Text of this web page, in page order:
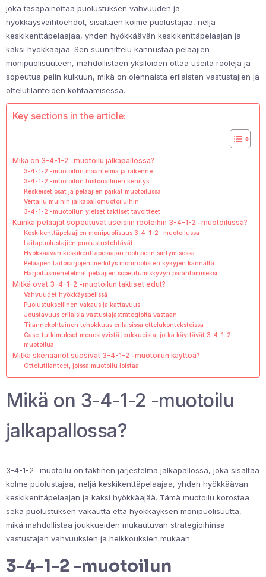
joka tasapainottaa puolustuksen vahvuuden ja
hyökkäysvaihtoehdot, sisältäen kolme puolustajaa, neljä
keskikenttäpelaajaa, yhden hyökkäävän keskikenttäpelaajan ja
kaksi hyökkääjää. Sen suunnittelu kannustaa pelaajien
monipuolisuuteen, mahdollistaen yksilöiden ottaa useita rooleja ja
sopeutua pelin kulkuun, mikä on olennaista erilaisten vastustajien ja
ottelutilanteiden kohtaamisessa.
Key sections in the article:
Mikä on 3-4-1-2 -muotoilu jalkapallossa?
3-4-1-2 -muotoilun määritelmä ja rakenne
3-4-1-2 -muotoilun historiallinen kehitys
Keskeiset osat ja pelaajien paikat muotoilussa
Vertailu muihin jalkapallomuotoiluihin
3-4-1-2 -muotoilun yleiset taktiset tavoitteet
Kuinka pelaajat sopeutuvat useisiin rooleihin 3-4-1-2 -muotoilussa?
Keskikenttäpelaajien monipuolisuus 3-4-1-2 -muotoilussa
Laitapuolustajien puolustustehtävät
Hyökkäävän keskikenttäpelaajan rooli pelin siirtymisessä
Pelaajien taitosarjojen merkitys moniroolisten kykyjen kannalta
Harjoitusmenetelmät pelaajien sopeutumiskyvyn parantamiseksi
Mitkä ovat 3-4-1-2 -muotoilun taktiset edut?
Vahvuudet hyökkäyspelissä
Puolustuksellinen vakaus ja kattavuus
Joustavuus erilaisia vastustajastrategioita vastaan
Tilannekohtainen tehokkuus erilaisissa ottelukonteksteissa
Case-tutkimukset menestyvistä joukkueista, jotka käyttävät 3-4-1-2 -
muotoilua
Mitkä skenaariot suosivat 3-4-1-2 -muotoilun käyttöä?
Ottelutilanteet, joissa muotoilu loistaa
Mikä on 3-4-1-2 -muotoilu
jalkapallossa?
3-4-1-2 -muotoilu on taktinen järjestelmä jalkapallossa, joka sisältää
kolme puolustajaa, neljä keskikenttäpelaajaa, yhden hyökkäävän
keskikenttäpelaajan ja kaksi hyökkääjää. Tämä muotoilu korostaa
sekä puolustuksen vakautta että hyökkäyksen monipuolisuutta,
mikä mahdollistaa joukkueiden mukautuvan strategioihinsa
vastustajan vahvuuksien ja heikkouksien mukaan.
3-4-1-2 -muotoilun